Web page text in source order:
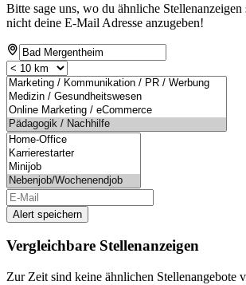
Bitte sage uns, wo du ähnliche Stellenanzeigen
nicht deine E-Mail Adresse anzugeben!
Alert speichern
Vergleichbare Stellenanzeigen
Zur Zeit sind keine ähnlichen Stellenangebote